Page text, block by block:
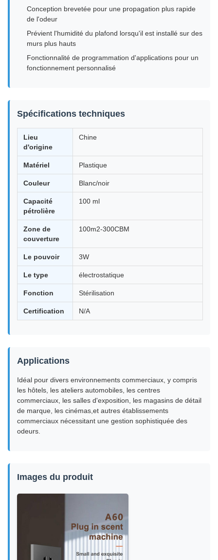
Conception brevetée pour une propagation plus rapide
de l'odeur
Prévient l'humidité du plafond lorsqu'il est installé sur des
murs plus hauts
Fonctionnalité de programmation d'applications pour un
fonctionnement personnalisé
Spécifications techniques
Lieu
d'origine
Chine
Matériel Plastique
Couleur Blanc/noir
Capacité
pétrolière
100 ml
Zone de
couverture
100m2-300CBM
Le pouvoir 3W
Le type électrostatique
Fonction Stérilisation
Certification N/A
Applications
Idéal pour divers environnements commerciaux, y compris
les hôtels, les ateliers automobiles, les centres
commerciaux, les salles d'exposition, les magasins de détail
de marque, les cinémas,et autres établissements
commerciaux nécessitant une gestion sophistiquée des
odeurs.
Images du produit